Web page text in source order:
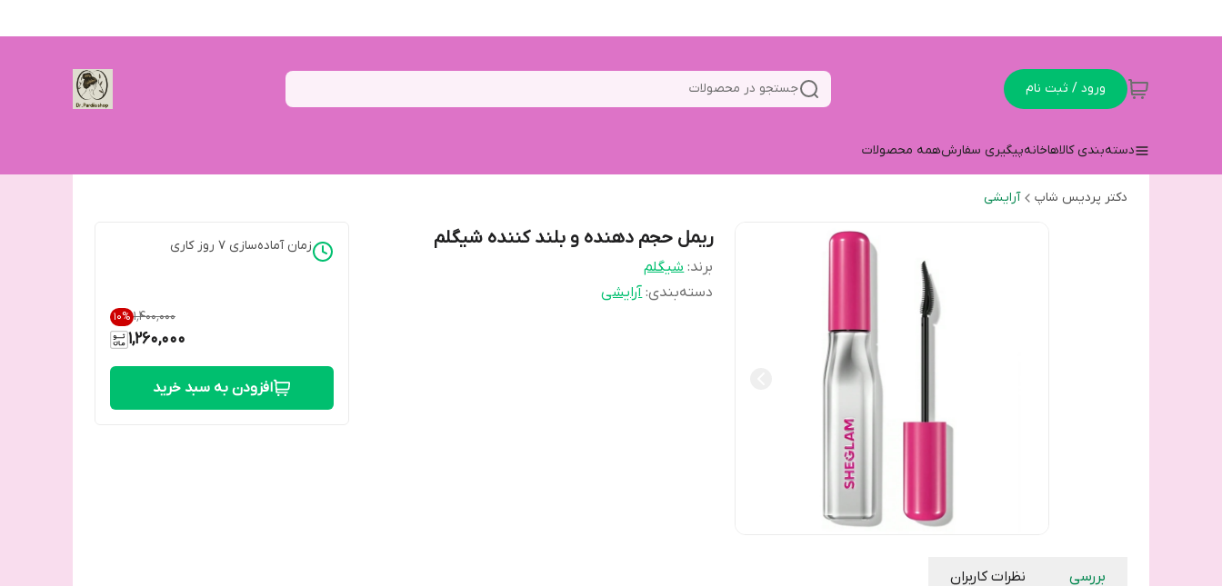
ورود / ثبت نام جستجو در محصولات
دسته‌بندی کالاهاخانهپیگیری سفارشهمه محصولات
دکتر پردیس شاپ آرایشی
ریمل حجم دهنده و بلند کننده شیگلم
برند: شیگلم
دسته‌بندی:آرایشی
زمان آماده‌سازی 7 روز کاری
۱٬۴۰۰٬۰۰۰ 10%
1,260,000
افزودن به سبد خرید
بررسی نظرات کاربران